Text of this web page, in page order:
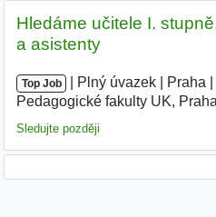
Hledáme učitele I.
a asistenty
Top Job Plný úvazek Praha
Pedagogické fakulty UK,
Sledujte později